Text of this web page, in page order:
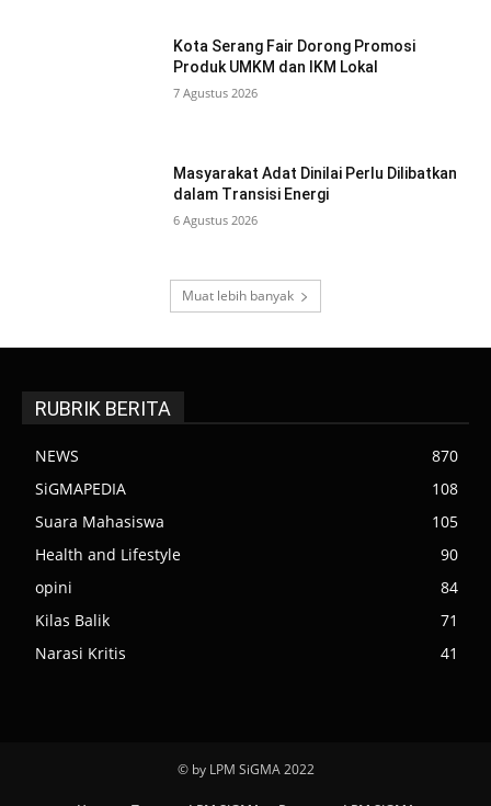
Kota Serang Fair Dorong Promosi
Produk UMKM dan IKM Lokal
7 Agustus 2026
Masyarakat Adat Dinilai Perlu Dilibatkan
dalam Transisi Energi
6 Agustus 2026
Muat lebih banyak
RUBRIK BERITA
NEWS
870
SiGMAPEDIA
108
Suara Mahasiswa
105
Health and Lifestyle
90
opini
84
Kilas Balik
71
Narasi Kritis
41
© by LPM SiGMA 2022